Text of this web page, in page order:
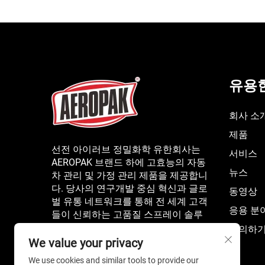
선전 아이러브 정밀화학 유한회사는
AEROPAK 브랜드 하에 고효능의 자동
차 관리 및 가정 관리 제품을 제공합니
다. 당사의 연구개발 중심 혁신과 글로
벌 유통 네트워크를 통해 전 세계 고객
들이 신뢰하는 고품질 스프레이 솔루
유용
회사 소
제품
서비스
뉴스
동영상
응용 분
문의하기
We value your privacy
We use cookies and similar tools to provide our